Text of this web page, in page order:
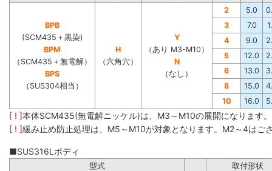
BPB
(SCM435＋黒染)
BPM
（SCM435＋無電解）
BPS
（SUS304相当）
H
（六角穴）
Y
（あり M3-M10）
N
（なし）
2 5.0
3
7.0
4
9.0
5
12.0
6
13.0
8
15.0
10
16.0
[ ! ]本体SCM435(無電解ニッケル)は、M3～M10の展開になります
[ ! ]緩み止め防止処理は、M5～M10が対象となります。M2～4はご
■SUS316Lボディ
型式
取付形状